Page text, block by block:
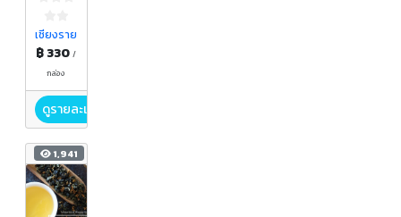
หลง
ก้าน
อ่อน
แท้
เชียงราย
฿ 330/
กล่อง
ดูรายละเอียด
1,941